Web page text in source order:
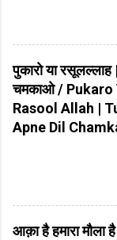
पुकारो या
चमकाओ / Pukaro
Rasool Allah |
Apne Dil
आक़ा है हमारा